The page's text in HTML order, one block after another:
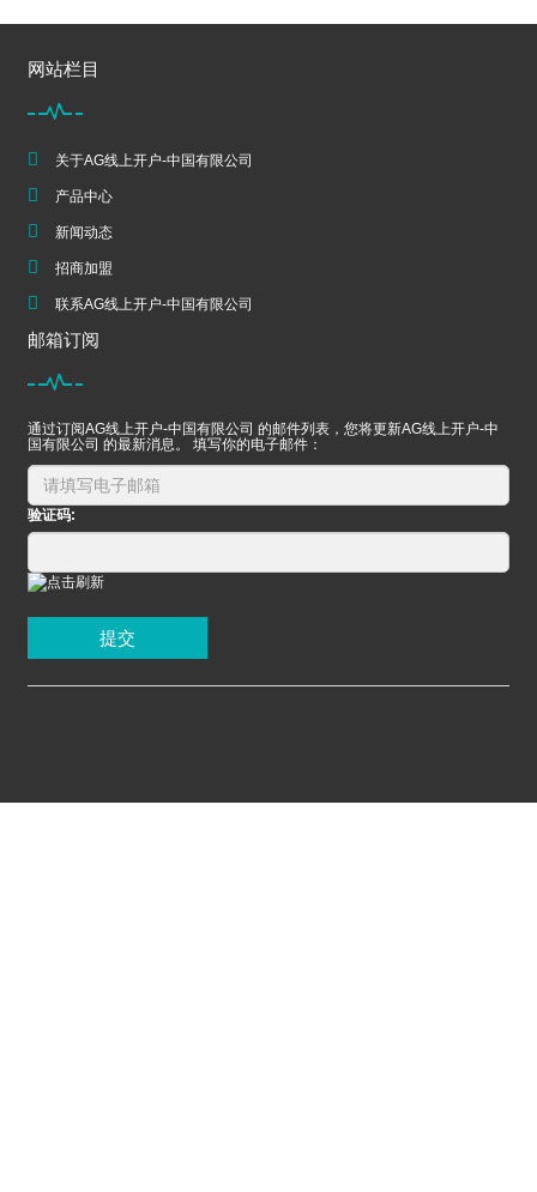
网站栏目
关于AG线上开户-中国有限公司
产品中心
新闻动态
招商加盟
联系AG线上开户-中国有限公司
邮箱订阅
通过订阅AG线上开户-中国有限公司 的邮件列表，您将更新AG线上开户-中
国有限公司 的最新消息。 填写你的电子邮件：
验证码:
提交